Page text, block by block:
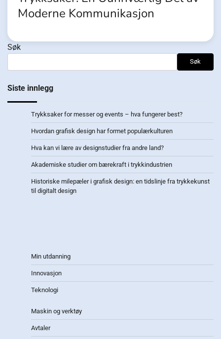
Moderne Kommunikasjon
Søk
Søk
Siste innlegg
Trykksaker for messer og events – hva fungerer best?
Hvordan grafisk design har formet populærkulturen
Hva kan vi lære av designstudier fra andre land?
Akademiske studier om bærekraft i trykkindustrien
Historiske milepæler i grafisk design: en tidslinje fra trykkekunst
til digitalt design
Min utdanning
Innovasjon
Teknologi
Maskin og verktøy
Avtaler